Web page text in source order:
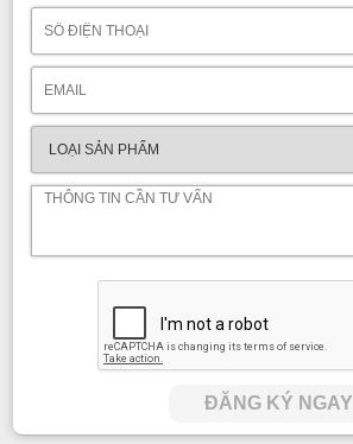
ĐĂNG KÝ NGAY